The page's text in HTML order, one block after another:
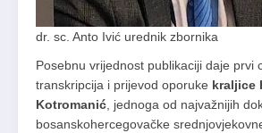
dr. sc. Anto Ivić urednik zbornika
Posebnu vrijednost publikaciji daje prvi
transkripcija i prijevod oporuke kraljice
Kotromanić, jednoga od najvažnijih
bosanskohercegovačke